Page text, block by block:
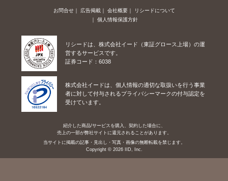
お問合せ 広告掲載 会社概要
リシードについて
個人情報保護方針
リシードは、株式会社イード（東証グロース上場）の運
営するサービスです。
証券コード：6038
株式会社イードは、個人情報の適切な取扱いを行う事業
者に対して付与されるプライバシーマークの付与認定を
受けています。
紹介した商品/サービスを購入、契約した場合に、
売上の一部が弊社サイトに還元されることがあります。
当サイトに掲載の記事・見出し・写真・画像の無断転載を禁じます。
Copyright © 2026 IID, Inc.